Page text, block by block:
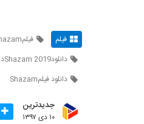
فیلم فیلمShazamفیلم شزمدانلودShazam
دانلودShazam 2019دوبله فارسی
دانلود فیلمShazam
جدیدترین
۱۰ دی ۱۳۹۷